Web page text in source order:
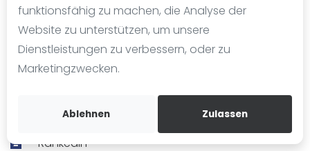
funktionsfähig zu machen, die Analyse der
Website zu unterstützen, um unsere
Dienstleistungen zu verbessern, oder zu
Marketingzwecken.
Ablehnen Zulassen
Die Geschichte von Padel
Regeln und Punktzählung
Padel Schläge
Video
PadelCity Gelsenkirchen
Zuletzt aktualisiert am 18. März 2026
571 Ansichten seit 2. September 2025
Wegbeschreibung
Rankedin